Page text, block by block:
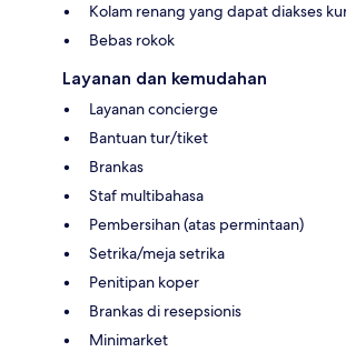
Kolam renang yang dapat diakses
Bebas rokok
Layanan dan kemudahan
Layanan concierge
Bantuan tur/tiket
Brankas
Staf multibahasa
Pembersihan (atas permintaan)
Setrika/meja setrika
Penitipan koper
Brankas di resepsionis
Minimarket